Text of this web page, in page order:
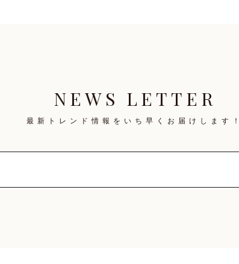
NEWS LETTER
最新トレンド情報を いち早くお届けします！